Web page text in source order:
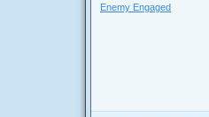
Enemy Engaged